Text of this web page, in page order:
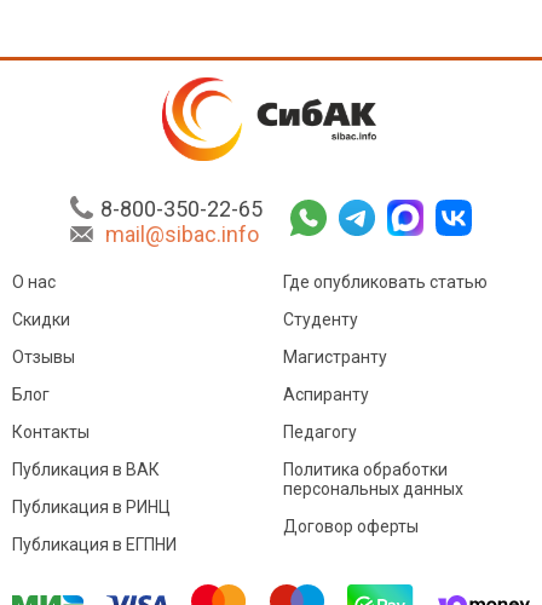
8-800-350-22-65
mail@sibac.info
О нас
Скидки
Отзывы
Блог
Контакты
Где опубликовать статью
Студенту
Магистранту
Аспиранту
Педагогу
Публикация в ВАК
Публикация в РИНЦ
Публикация в ЕГПНИ
Политика обработки
персональных данных
Договор оферты